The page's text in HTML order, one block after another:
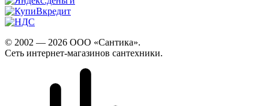
© 2002 — 2026 ООО «Сантика».
Сеть интернет-магазинов сантехники.